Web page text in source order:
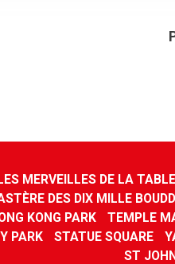
MERVEILLES DE LA TABLE
DES DIX MILLE
KONG PARK TEMPLE
PARK
STATUE SQUARE
ST